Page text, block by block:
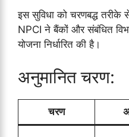
इस सुविधा को चरणबद्ध तरीके
NPCI ने बैंकों और संबंधित
योजना निर्धारित की है।
अनुमानित चरण:
चरण